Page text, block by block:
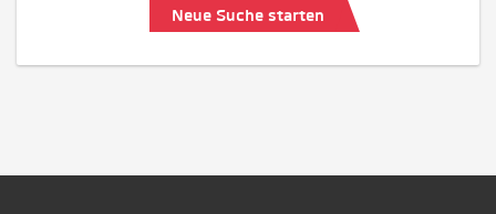
Neue Suche starten